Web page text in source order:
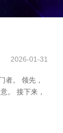
2026-01-31
者。 领先，
。 接下来，